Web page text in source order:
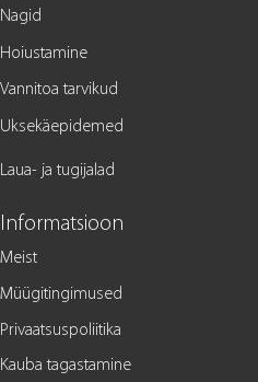
Nagid
Hoiustamine
Vannitoa tarvikud
Uksekäepidemed
Laua- ja tugijalad
Informatsioon
Meist
Müügitingimused
Privaatsuspoliitika
Kauba tagastamine